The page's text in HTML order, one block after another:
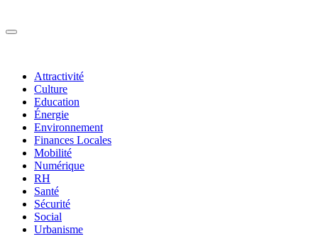
Attractivité
Culture
Education
Énergie
Environnement
Finances Locales
Mobilité
Numérique
RH
Santé
Sécurité
Social
Urbanisme